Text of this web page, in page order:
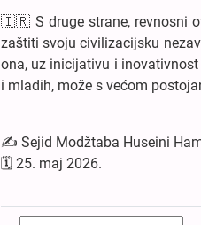
🇮🇷 S druge strane, revnosni
zaštiti svoju civilizacijsku
ona, uz inicijativu i
i mladih, može s većom
✍️ Sejid Modžtaba Huseini
🗓 25. maj 2026.